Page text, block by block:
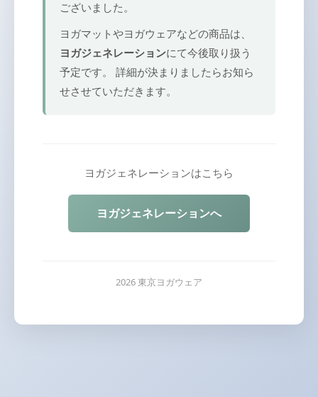
ございました。
ヨガマットやヨガウェアなどの商品は、
ヨガジェネレーションにて今後取り扱う
予定です。 詳細が決まりましたらお知ら
せさせていただきます。
ヨガジェネレーションはこちら
ヨガジェネレーションへ
2026 東京ヨガウェア